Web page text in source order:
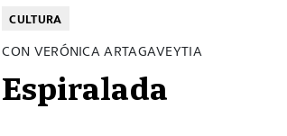
CULTURA
CON VERÓNICA ARTAGAVEYTIA
Espiralada